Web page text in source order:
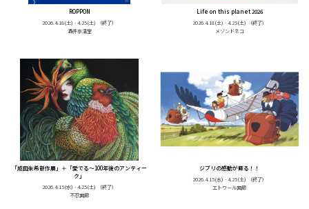
ROPPON
2026.4.18(土) - 4.25(土)
（終了）
酒井京清堂
Life on this planet 2026
2026.4.18(土) - 4.25(土) （終了）
メゾンドネコ
「成田朱希新作展」＋「愛でる〜100年後のアンティー
ク」
2026.4.15(水) - 4.25(土)
（終了）
不忍画廊
ジブリの感動が蘇る！！
2026.4.15(水) - 4.25(土) （終了）
エトワール画廊